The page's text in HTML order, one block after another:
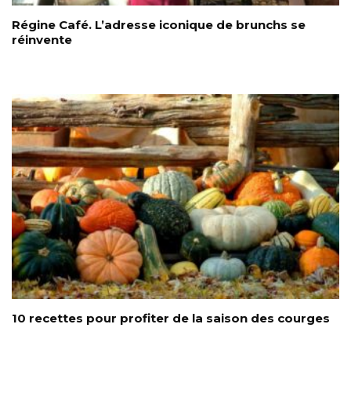
Régine Café. L’adresse iconique de brunchs se
réinvente
10 recettes pour profiter de la saison des courges